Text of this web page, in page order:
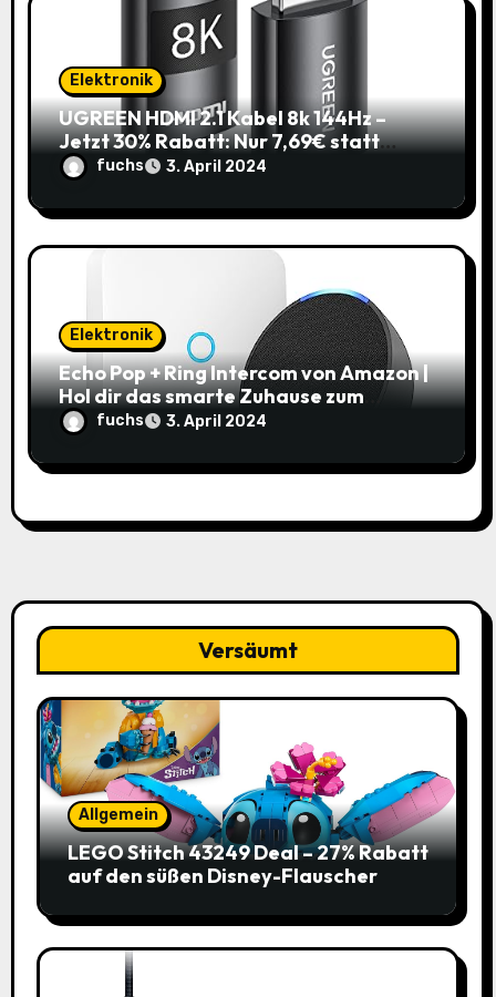
Elektronik
UGREEN HDMI 2.1 Kabel 8k 144Hz –
Jetzt 30% Rabatt: Nur 7,69€ statt
10,99€
fuchs 3. April 2024
Elektronik
Echo Pop + Ring Intercom von Amazon |
Hol dir das smarte Zuhause zum
Schnäppchenpreis!
fuchs 3. April 2024
Versäumt
Allgemein
LEGO Stitch 43249 Deal – 27% Rabatt
auf den süßen Disney-Flauscher